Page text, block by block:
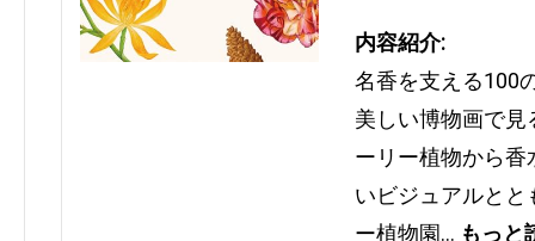
内容紹介:
名香を支える100
美しい博物画で
ーリー植物から
いビジュアルと
ー植物園… もっと